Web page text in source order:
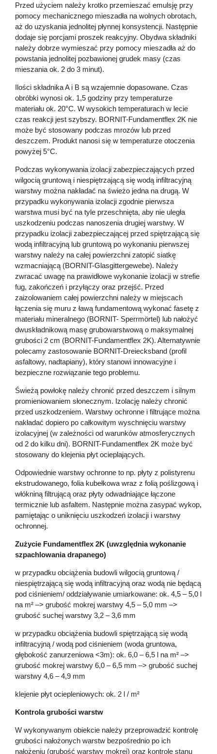
Przed użyciem należy krotko przemieszać emulsję przy
pomocy mechanicznego mieszadła na wolnych obrotach,
aż do uzyskania jednolitej płynnej konsystencji. Następnie
dodaje się porcjami proszek reakcyjny. Obydwa składniki
należy dobrze wymieszać przy pomocy mieszadła aż do
powstania jednolitej pozbawionej grudek masy (czas
mieszania ok. 2 do 3 minut).
Ilości składnika A i B są wzajemnie dopasowane. Czas
obróbki wynosi ok. 1,5 godziny przy temperaturze
materiału ok. 20°C. W wysokich temperaturach w lecie
czas reakcji jest szybszy. BORNIT-Fundamentflex 2K nie
może być stosowany podczas mrozów lub przed
deszczem. Produkt nanosi się w temperaturze otoczenia
powyżej 5°C.
Podczas wykonywania izolacji zabezpieczających przed
wilgocią gruntową i niespiętrzającą się wodą infiltracyjną
warstwy można nakładać na świeżo jedna na drugą. W
przypadku wykonywania izolacji zgodnie pierwsza
warstwa musi być na tyle przeschnięta, aby nie uległa
uszkodzeniu podczas nanoszenia drugiej warstwy. W
przypadku izolacji zabezpieczającej przed spiętrzającą się
wodą infiltracyjną lub gruntową po wykonaniu pierwszej
warstwy należy na całej powierzchni zatopić siatkę
wzmacniającą (BORNIT-Glasgittergewebe). Należy
zwracać uwagę na prawidłowe wykonanie izolacji w strefie
fug, zakończeń i przyłączy oraz przejść. Przed
zaizolowaniem całej powierzchni należy w miejscach
łączenia się muru z ławą fundamentową wykonać fasetę z
materiału mineralnego (BORNIT- Sperrmörtel) lub nałożyć
dwuskładnikową masę grubowarstwową o maksymalnej
grubości 2 cm (BORNIT-Fundamentflex 2K). Alternatywnie
polecamy zastosowanie BORNIT-Dreiecksband (profil
asfaltowy, nadtapiany), który stanowi innowacyjne i
bezpieczne rozwiązanie tego problemu.
Świeżą powłokę należy chronić przed deszczem i silnym
promieniowaniem słonecznym. Izolację należy chronić
przed uszkodzeniem. Warstwy ochronne i filtrujące można
nakładać dopiero po całkowitym wyschnięciu warstwy
izolacyjnej (w zależności od warunków atmosferycznych
od 2 do kilku dni). BORNIT-Fundamentflex 2K może być
stosowany do klejenia płyt ocieplających.
Odpowiednie warstwy ochronne to np. płyty z polistyrenu
ekstrudowanego, folia kubełkowa wraz z folią poślizgową i
włókniną filtrującą oraz płyty odwadniające łączone
termicznie lub asfaltem. Następnie można zasypać wykop,
pamiętając o uniknięciu uszkodzeń izolacji i warstwy
ochronnej.
Zużycie Fundamentflex 2K (uwzględnia wykonanie
szpachlowania drapanego)
w przypadku obciążenia budowli wilgocią gruntową /
niespiętrzającą się wodą infiltracyjną oraz wodą nie będącą
pod ciśnieniem/ oddziaływanie umiarkowane: ok. 4,5 – 5,0 l
na m² –> grubość mokrej warstwy 4,5 – 5,0 mm –>
grubość suchej warstwy 3,2 – 3,6 mm
w przypadku obciążenia budowli spiętrzającą się wodą
infiltracyjną / wodą pod ciśnieniem (woda gruntowa,
głębokość zanurzeniowa <3m): ok. 6,0 – 6,5 l na m² –>
grubość mokrej warstwy 6,0 – 6,5 mm –> grubość suchej
warstwy 4,6 – 4,9 mm
klejenie płyt ociepleniowych: ok. 2 l / m²
Kontrola grubości warstw
W wykonywanym obiekcie należy przeprowadzić kontrolę
grubości nałożonych warstw bezpośrednio po ich
nałożeniu (grubość warstwy mokrej) oraz kontrolę stanu